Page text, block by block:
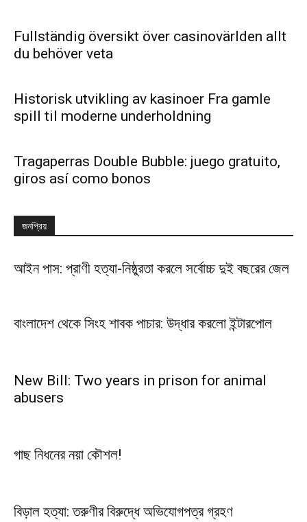
Fullständig översikt över casinovärlden allt
du behöver veta
Historisk utvikling av kasinoer Fra gamle
spill til moderne underholdning
Tragaperras Double Bubble: juego gratuito,
giros así­ como bonos
জনপ্রিয়
আইন পাস: প্রাণী হত্যা-নিষ্ঠুরতা করলে সর্বোচ্চ দুই বছরের জেল
বাংলাদেশ থেকে সিংহ শাবক পাচার: উদ্ধার করলো ইন্টারপোল
New Bill: Two years in prison for animal
abusers
গাছ নিধনের নয়া কৌশল!
বিড়াল হত্যা: তরুণীর বিরুদ্ধে অভিযোগপত্র গ্রহণ